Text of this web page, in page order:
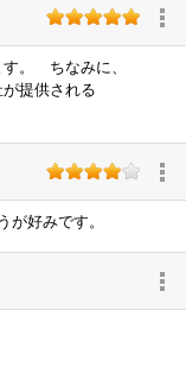
す。 ちなみに、
提供される
が好みです。